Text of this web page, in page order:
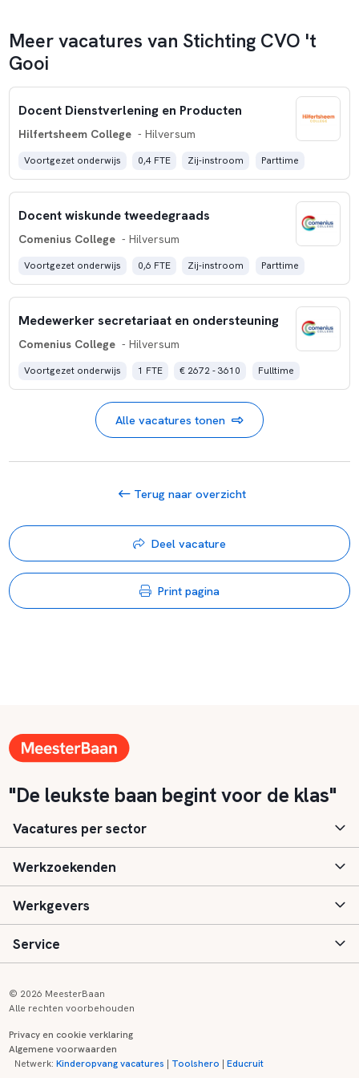
Meer vacatures van Stichting CVO 't
Gooi
Docent Dienstverlening en Producten
Hilfertsheem College - Hilversum
Voortgezet onderwijs 0,4 FTE Zij-instroom Parttime
Docent wiskunde tweedegraads
Comenius College - Hilversum
Voortgezet onderwijs 0,6 FTE Zij-instroom Parttime
Medewerker secretariaat en ondersteuning
Comenius College - Hilversum
Voortgezet onderwijs 1 FTE € 2672 - 3610 Fulltime
Alle vacatures tonen
Terug naar overzicht
Deel vacature
Print pagina
"De leukste baan begint voor de klas"
Vacatures per sector
Basisonderwijs
Speciaal (basis) onderwijs
Voortgezet onderwijs
Kinderopvang
Werkzoekenden
Aanmelden
Vacatures
Zij-instroom informatie
Werkgevers
Inloggen
Registreren
Service
Onderwijs links
© 2026 MeesterBaan
Alle rechten voorbehouden
Privacy en cookie verklaring
Algemene voorwaarden
Netwerk:Kinderopvang vacatures | Toolshero |Educruit